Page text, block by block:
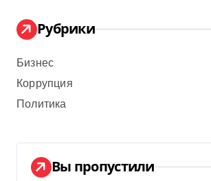
Рубрики
Бизнес
Коррупция
Политика
Вы пропустили